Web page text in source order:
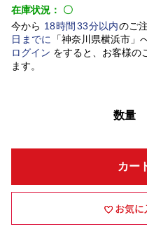
在庫状況： 〇
今から 18時間 33分以内のご
日 までに 「神奈川県横浜市」
ログイン をすると、お客様の
ます。
数量
カー